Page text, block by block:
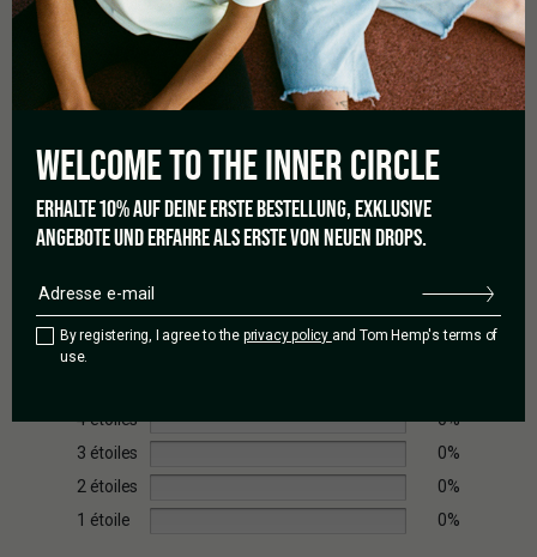
à d’autres produits et est uniquement utilisé à des fins de
marketing.
5,0
4 étoiles
0%
3 étoiles
0%
2 étoiles
0%
1 étoile
0%
WELCOME TO THEINNER CIRCLE
ERHALTE 10% AUF DEINE ERSTE BESTELLUNG, EXKLUSIVE
ANGEBOTE UND ERFAHRE ALS ERSTE VON NEUEN DROPS.
By registering, I agree to the privacy policy and Tom Hemp's terms of
use.